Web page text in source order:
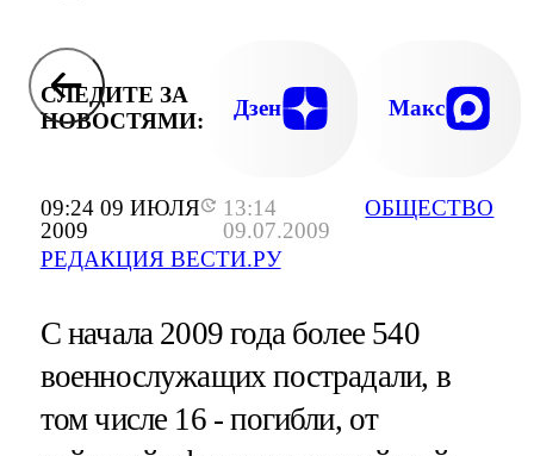
09:24 09 ИЮЛЯ
2009
13:14
09.07.2009
РЕДАКЦИЯ ВЕСТИ.РУ
ОБЩЕСТВО
СЛЕДИТЕ ЗА
НОВОСТЯМИ:
Дзен Макс
С начала 2009 года более 540
военнослужащих пострадали, в
том числе 16 - погибли, от